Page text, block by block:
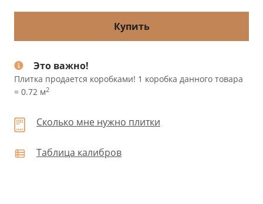
Купить
Это важно!
Плитка продается коробками! 1 коробка данного товара
= 0.72 м2
Сколько мне нужно плитки
Таблица калибров